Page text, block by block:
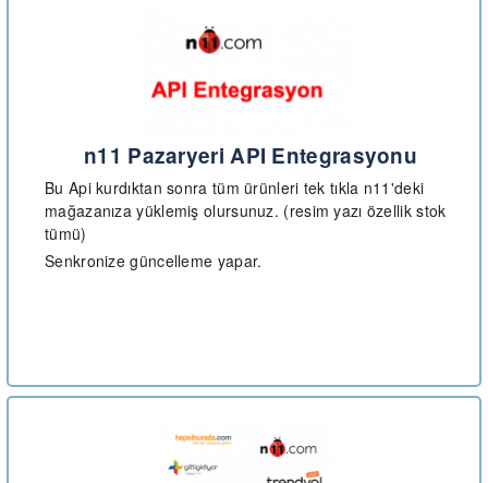
n11 Pazaryeri API Entegrasyonu
Bu Api kurdıktan sonra tüm ürünleri tek tıkla n11'deki
mağazanıza yüklemiş olursunuz. (resim yazı özellik stok
tümü)
Senkronize güncelleme yapar.